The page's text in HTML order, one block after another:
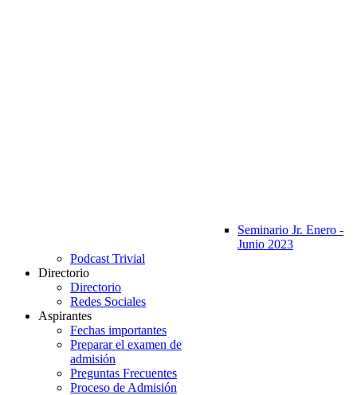
Seminario Jr. Enero -
Junio 2023
Podcast Trivial
Directorio
Directorio
Redes Sociales
Aspirantes
Fechas importantes
Preparar el examen de
admisión
Preguntas Frecuentes
Proceso de Admisión